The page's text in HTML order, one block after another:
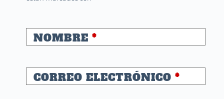
NOMBRE *
CORREO ELECTRÓNICO *